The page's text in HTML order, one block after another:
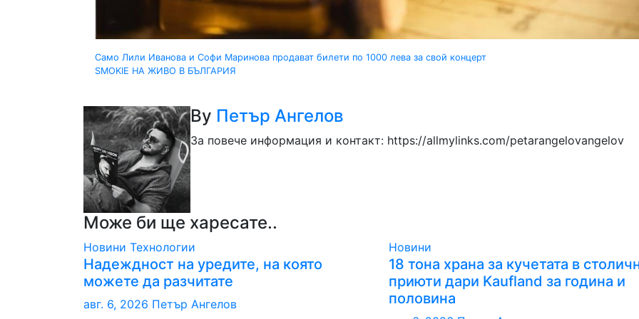
Навигация
Само Лили Иванова и Софи Маринова продават билети по 1000 лева за свой концерт
SMOKIE НА ЖИВО В БЪЛГАРИЯ
By Петър Ангелов
За повече информация и контакт: https://allmylinks.com/petarangelovangelov
Може би ще харесате..
Новини Технологии
Надеждност на уредите, на която
можете да разчитате
авг. 6, 2026 Петър Ангелов
Новини
18 тона храна за кучетата в
приюти дари Kaufland за година и
половина